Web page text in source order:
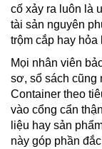
cố xảy ra luôn là
tài sản nguyên
trộm cắp hay
Mọi nhân viên
sơ, sổ sách cũng
Container theo
vào cổng cẩn
liệu hay sản
này góp phần